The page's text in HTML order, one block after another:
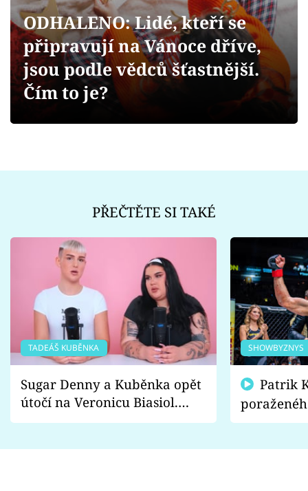
Videa
Sledujte prima+
ODHALENO: Lidé, kteří se
připravují na Vánoce dříve,
jsou podle vědců šťastnější.
Čím to je?
PŘEČTĚTE SI TAKÉ
TADEÁŠ KUBĚNKA
Sugar Denny a Kuběnka opět
útočí na Veronicu Biasiol.
Proč je podle nich falešná a
SHOWBYZNYS
fanoušci